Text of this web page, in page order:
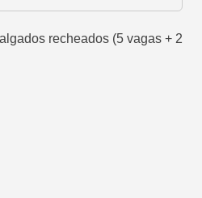
recheados (5 vagas + 2